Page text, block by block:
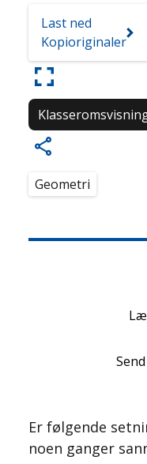
Last ned
Kopioriginaler
Geometri
Er følgende
noen ganger